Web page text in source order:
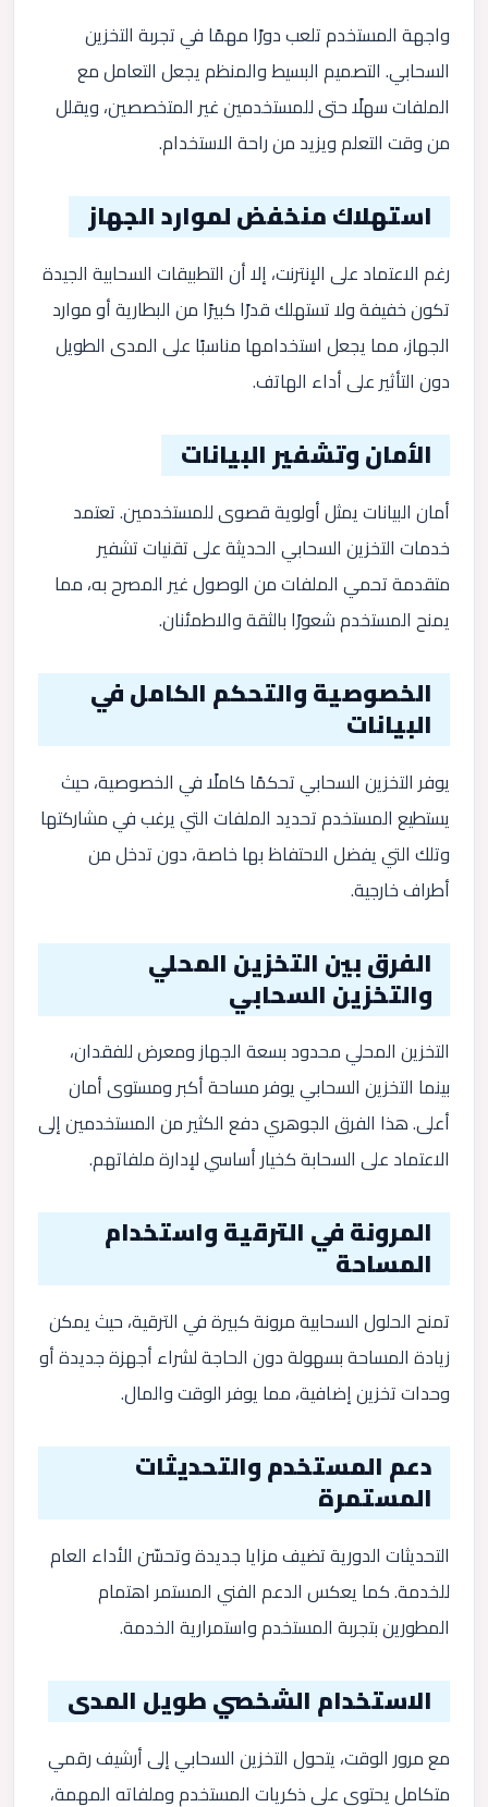
واجهة المستخدم تلعب دورًا مهمًا في تجربة التخزين
السحابي. التصميم البسيط والمنظم يجعل التعامل مع
الملفات سهلًا حتى للمستخدمين غير المتخصصين، ويقلل
من وقت التعلم ويزيد من راحة الاستخدام.
استهلاك منخفض لموارد الجهاز
رغم الاعتماد على الإنترنت، إلا أن التطبيقات السحابية الجيدة
تكون خفيفة ولا تستهلك قدرًا كبيرًا من البطارية أو موارد
الجهاز، مما يجعل استخدامها مناسبًا على المدى الطويل
دون التأثير على أداء الهاتف.
الأمان وتشفير البيانات
أمان البيانات يمثل أولوية قصوى للمستخدمين. تعتمد
خدمات التخزين السحابي الحديثة على تقنيات تشفير
متقدمة تحمي الملفات من الوصول غير المصرح به، مما
يمنح المستخدم شعورًا بالثقة والاطمئنان.
الخصوصية والتحكم الكامل في
البيانات
يوفر التخزين السحابي تحكمًا كاملًا في الخصوصية، حيث
يستطيع المستخدم تحديد الملفات التي يرغب في مشاركتها
وتلك التي يفضل الاحتفاظ بها خاصة، دون تدخل من
أطراف خارجية.
الفرق بين التخزين المحلي
والتخزين السحابي
التخزين المحلي محدود بسعة الجهاز ومعرض للفقدان،
بينما التخزين السحابي يوفر مساحة أكبر ومستوى أمان
أعلى. هذا الفرق الجوهري دفع الكثير من المستخدمين إلى
الاعتماد على السحابة كخيار أساسي لإدارة ملفاتهم.
المرونة في الترقية واستخدام
المساحة
تمنح الحلول السحابية مرونة كبيرة في الترقية، حيث يمكن
زيادة المساحة بسهولة دون الحاجة لشراء أجهزة جديدة أو
وحدات تخزين إضافية، مما يوفر الوقت والمال.
دعم المستخدم والتحديثات
المستمرة
التحديثات الدورية تضيف مزايا جديدة وتحسّن الأداء العام
للخدمة. كما يعكس الدعم الفني المستمر اهتمام
المطورين بتجربة المستخدم واستمرارية الخدمة.
الاستخدام الشخصي طويل المدى
مع مرور الوقت، يتحول التخزين السحابي إلى أرشيف رقمي
متكامل يحتوي على ذكريات المستخدم وملفاته المهمة،